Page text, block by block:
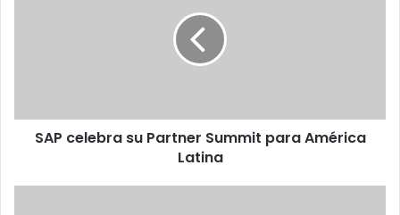
SAP celebra su Partner Summit para América
Latina